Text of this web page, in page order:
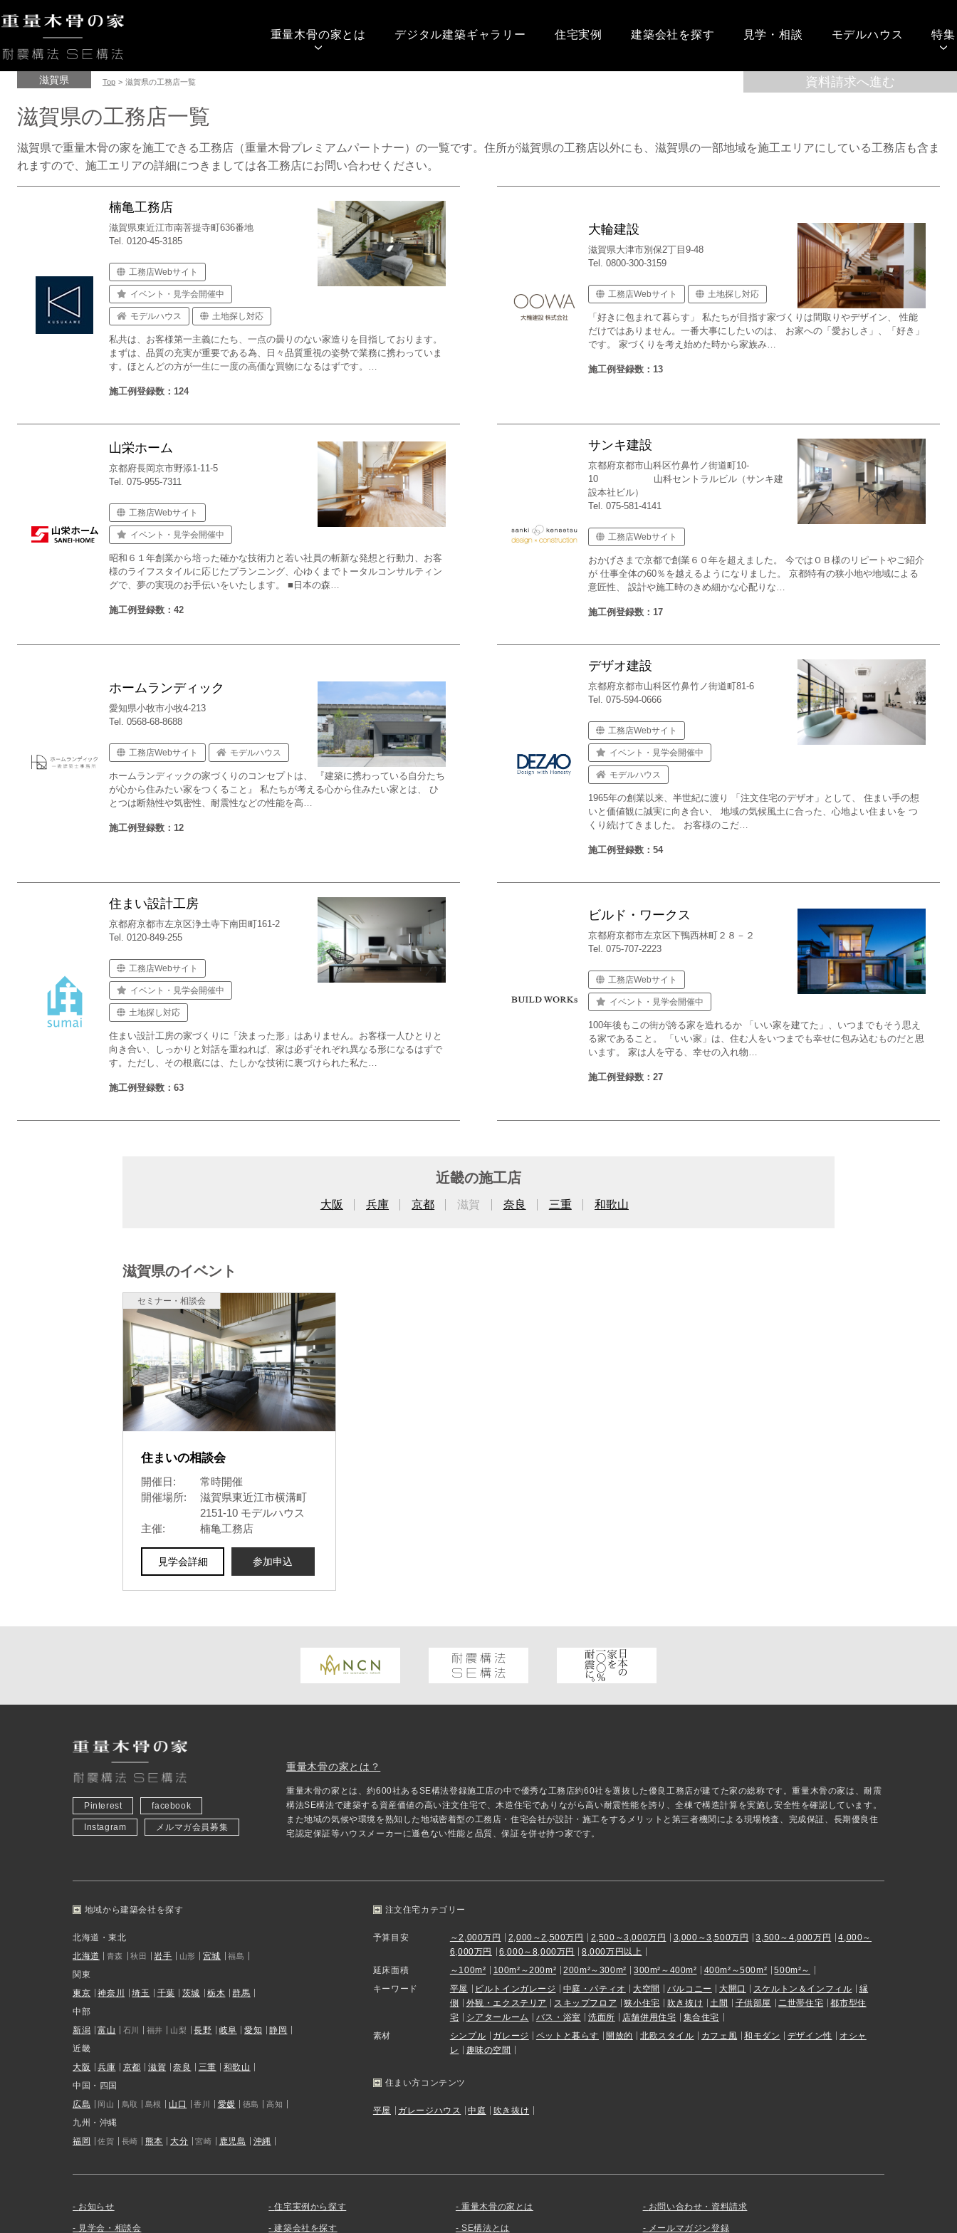
重量木骨の家とは デジタル建築ギャラリー 住宅実例 建築会社を探す 見学・相談 モデルハウス 特集
滋賀県 Top > 滋賀県の工務店一覧
滋賀県の工務店一覧
滋賀県で重量木骨の家を施工できる工務店（重量木骨プレミアムパートナー）の一覧です。住所が滋賀県の工務店以外にも、滋賀県の一部地域を施工エリアにしている工務店も含ま
れますので、施工エリアの詳細につきましては各工務店にお問い合わせください。
楠亀工務店
滋賀県東近江市南菩提寺町636番地
Tel. 0120-45-3185
工務店Webサイト
イベント・見学会開催中
モデルハウス 土地探し対応
私共は、お客様第一主義にたち、一点の曇りのない家造りを目指しております。
まずは、品質の充実が重要である為、日々品質重視の姿勢で業務に携わっていま
す。ほとんどの方が一生に一度の高価な買物になるはずです。…
施工例登録数：124
大輪建設
滋賀県大津市別保2丁目9-48
Tel. 0800-300-3159
工務店Webサイト 土地探し対応
「好きに包まれて暮らす」 私たちが目指す家づくりは間取りやデザイン、 性能
だけではありません。一番大事にしたいのは、 お家への「愛おしさ」、「好き」
です。 家づくりを考え始めた時から家族み…
施工例登録数：13
山栄ホーム
京都府長岡京市野添1-11-5
Tel. 075-955-7311
工務店Webサイト
イベント・見学会開催中
昭和６１年創業から培った確かな技術力と若い社員の斬新な発想と行動力、お客
様のライフスタイルに応じたプランニング、心ゆくまでトータルコンサルティン
グで、夢の実現のお手伝いをいたします。 ■日本の森…
施工例登録数：42
サンキ建設
京都府京都市山科区竹鼻竹ノ街道町10-
10 山科セントラルビル（サンキ建
設本社ビル）
Tel. 075-581-4141
工務店Webサイト
おかげさまで京都で創業６０年を超えました。 今ではＯＢ様のリピートやご紹介
が 仕事全体の60％を越えるようになりました。 京都特有の狭小地や地域による
意匠性、 設計や施工時のきめ細かな心配りな…
施工例登録数：17
ホームランディック
愛知県小牧市小牧4-213
Tel. 0568-68-8688
工務店Webサイト モデルハウス
ホームランディックの家づくりのコンセプトは、 『建築に携わっている自分たち
が心から住みたい家をつくること』 私たちが考える心から住みたい家とは、 ひ
とつは断熱性や気密性、耐震性などの性能を高…
施工例登録数：12
デザオ建設
京都府京都市山科区竹鼻竹ノ街道町81-6
Tel. 075-594-0666
工務店Webサイト
イベント・見学会開催中
モデルハウス
1965年の創業以来、半世紀に渡り 「注文住宅のデザオ」として、 住まい手の想
いと価値観に誠実に向き合い、 地域の気候風土に合った、心地よい住まいを つ
くり続けてきました。 お客様のこだ…
施工例登録数：54
住まい設計工房
京都府京都市左京区浄土寺下南田町161-2
Tel. 0120-849-255
工務店Webサイト
イベント・見学会開催中
土地探し対応
住まい設計工房の家づくりに「決まった形」はありません。お客様一人ひとりと
向き合い、しっかりと対話を重ねれば、家は必ずそれぞれ異なる形になるはずで
す。ただし、その根底には、たしかな技術に裏づけられた私た…
施工例登録数：63
ビルド・ワークス
京都府京都市左京区下鴨西林町２８－２
Tel. 075-707-2223
工務店Webサイト
イベント・見学会開催中
100年後もこの街が誇る家を造れるか 「いい家を建てた」、いつまでもそう思え
る家であること。 「いい家」は、住む人をいつまでも幸せに包み込むものだと思
います。 家は人を守る、幸せの入れ物…
施工例登録数：27
近畿の施工店
大阪 兵庫 京都 滋賀 奈良 三重 和歌山
滋賀県のイベント
セミナー・相談会
住まいの相談会
開催日:
常時開催
開催場所:
滋賀県東近江市横溝町
2151-10 モデルハウス
主催:
楠亀工務店
見学会詳細 参加申込
Pinterest facebook
Instagram メルマガ会員募集
重量木骨の家とは？
重量木骨の家とは、約600社あるSE構法登録施工店の中で優秀な工務店約60社を選抜した優良工務店が建てた家の総称です。重量木骨の家は、耐震
構法SE構法で建築する資産価値の高い注文住宅で、木造住宅でありながら高い耐震性能を誇り、全棟で構造計算を実施し安全性を確認しています。
また地域の気候や環境を熟知した地域密着型の工務店・住宅会社が設計・施工をするメリットと第三者機関による現場検査、完成保証、長期優良住
宅認定保証等ハウスメーカーに遜色ない性能と品質、保証を併せ持つ家です。
地域から建築会社を探す
北海道・東北
北海道
青森 秋田 岩手 山形 宮城 福島
関東
東京
神奈川 埼玉 千葉 茨城 栃木
群馬
中部
新潟
富山 石川 福井 山梨 長野 岐阜 愛知
静岡
近畿
大阪
兵庫 京都 滋賀 奈良 三重
和歌山
中国・四国
広島
岡山 鳥取 島根 山口 香川 愛媛 徳島 高知
九州・沖縄
福岡
佐賀 長崎 熊本 大分 宮崎 鹿児島 沖縄
注文住宅カテゴリー
予算目安 ～2,000万円 2,000～2,500万円 2,500～3,000万円 3,000～3,500万円 3,500～4,000万円
4,000～
6,000万円
6,000～8,000万円
8,000万円以上
延床面積
～100m² 100m²～200m² 200m²～300m² 300m²～400m² 400m²～500m²
500m²～
キーワード
平屋 ビルトインガレージ 中庭・パティオ 大空間 バルコニー 大開口 スケルトン＆インフィル
縁
側
外観・エクステリア スキップフロア 狭小住宅 吹き抜け 土間 子供部屋 二世帯住宅
都市型住
宅
シアタールーム バス・浴室 洗面所 店舗併用住宅
集合住宅
素材
シンプル ガレージ ペットと暮らす 開放的 北欧スタイル カフェ風 和モダン デザイン性
オシャ
レ
趣味の空間
住まい方コンテンツ
平屋 ガレージハウス 中庭 吹き抜け
お知らせ
見学会・相談会
住宅実例から探す
建築会社を探す
重量木骨の家とは
SE構法とは
お問い合わせ・資料請求
メールマガジン登録